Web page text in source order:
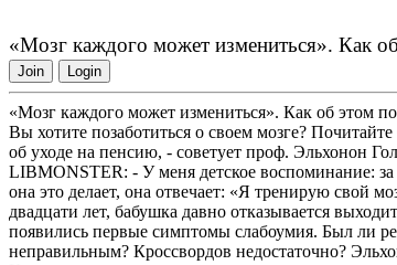
«Мозг каждого может измениться». Как
Join Login
«Мозг каждого может измениться». Как об этом
Вы хотите позаботиться о своем мозге?
об уходе на пенсию, - советует проф. Эльхонон
LIBMONSTER: - У меня детское воспоминание:
она это делает, она отвечает: «Я тренирую свой
двадцати лет, бабушка давно отказывается
появились первые симптомы слабоумия. Был ли
неправильным? Кроссвордов недостаточно?